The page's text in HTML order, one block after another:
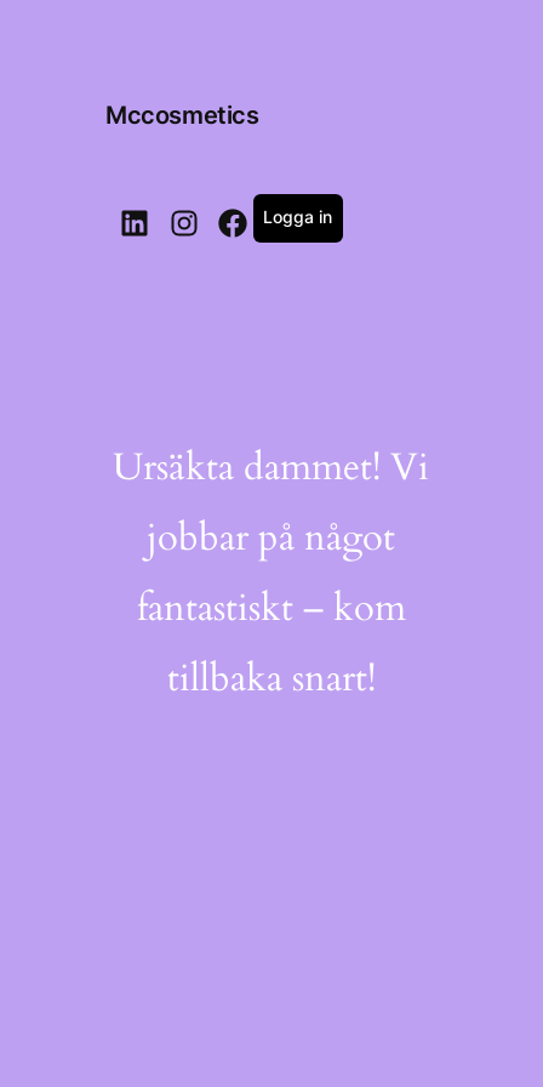
Mccosmetics
LinkedInInstagramFacebook
Logga in
Ursäkta dammet! Vi
jobbar på något
fantastiskt – kom
tillbaka snart!